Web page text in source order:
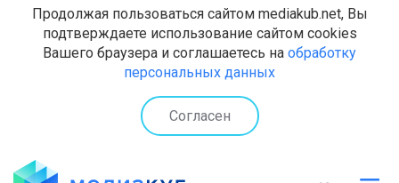
Продолжая пользоваться сайтом mediakub.net, Вы
подтверждаете использование сайтом cookies
Вашего браузера и соглашаетесь на обработку
персональных данных
Согласен